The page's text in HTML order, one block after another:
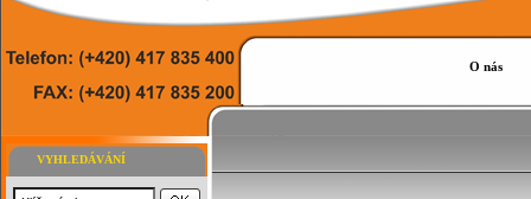
O nás
VYHLEDÁVÁNÍ